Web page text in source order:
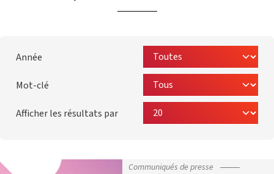
Année
Mot-clé
Afficher les résultats par
Communiqués de presse